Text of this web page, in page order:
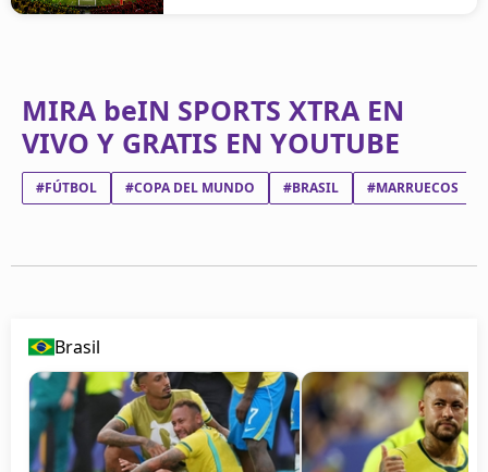
MIRA beIN SPORTS XTRA EN
VIVO Y GRATIS EN YOUTUBE
#FÚTBOL #COPA DEL MUNDO #BRASIL #MARRUECOS
Brasil